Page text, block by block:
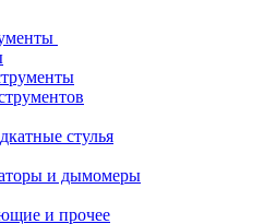
стулья
и дымомеры
и прочее